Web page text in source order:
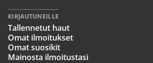
KIRJAUTUNEILLE
Tallennetut haut
Omat ilmoitukset
Omat suosikit
Mainosta ilmoitustasi